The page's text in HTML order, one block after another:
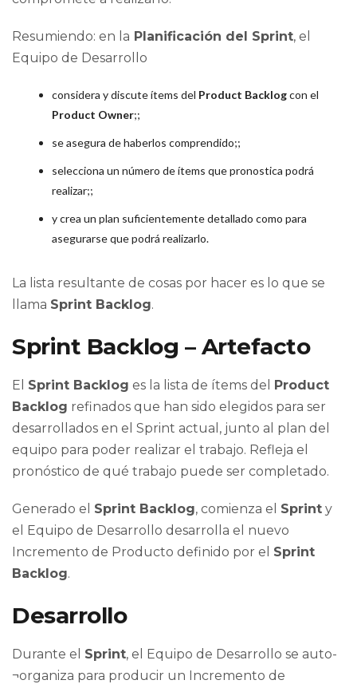
Resumiendo: en la Planificación del Sprint, el
Equipo de Desarrollo
considera y discute ítems del Product Backlogcon el
Product Owner;;
se asegura de haberlos comprendido;;
selecciona un número de ítems que pronostica podrá
realizar;;
y crea un plan suficientemente detallado como para
asegurarse que podrá realizarlo.
La lista resultante de cosas por hacer es lo que se
llama Sprint Backlog.
Sprint Backlog – Artefacto
El Sprint Backlog es la lista de ítems del Product
Backlog refinados que han sido elegidos para ser
desarrollados en el Sprint actual, junto al plan del
equipo para poder realizar el trabajo. Refleja el
pronóstico de qué trabajo puede ser completado.
Generado el Sprint Backlog, comienza el Sprint y
el Equipo de Desarrollo desarrolla el nuevo
Incremento de Producto definido por el Sprint
Backlog.
Desarrollo
Durante el Sprint, el Equipo de Desarrollo se auto-
¬organiza para producir un Incremento de